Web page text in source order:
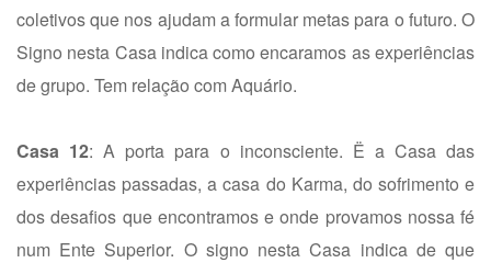
coletivos que nos ajudam a formular metas para o futuro. O
Signo nesta Casa indica como encaramos as experiências
de grupo. Tem relação com Aquário.
Casa 12: A porta para o inconsciente. Ë a Casa das
experiências passadas, a casa do Karma, do sofrimento e
dos desafios que encontramos e onde provamos nossa fé
num Ente Superior. O signo nesta Casa indica de que